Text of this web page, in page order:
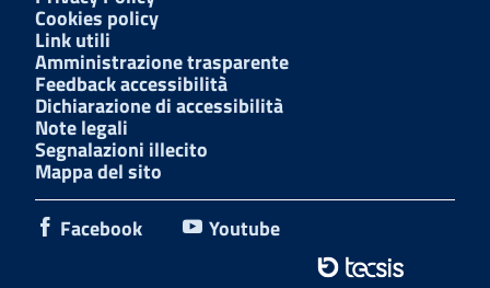
Cookies policy
Link utili
Amministrazione trasparente
Feedback accessibilità
Dichiarazione di accessibilità
Note legali
Segnalazioni illecito
Mappa del sito
Facebook
Youtube